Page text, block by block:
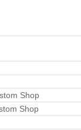
Shop
Shop